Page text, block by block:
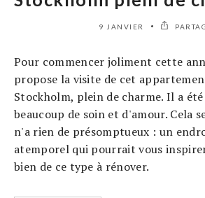
9 JANVIER
Pour commencer joliment cette
propose la visite de cet
Stockholm, plein de charme. Il a été
beaucoup de soin et d'amour. Cela
n'a rien de présomptueux : un
atemporel qui pourrait vous
bien de ce type à rénover.